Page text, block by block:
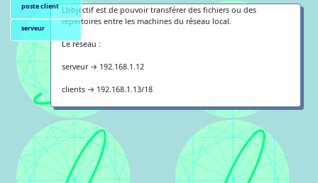
poste client
serveur
L'objectif est de pouvoir transférer des fichiers ou des
répertoires entre les machines du réseau local.
Le réseau :
serveur → 192.168.1.12
clients → 192.168.1.13/18